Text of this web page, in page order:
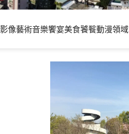
影像藝術音樂饗宴美食饕餮動漫領域